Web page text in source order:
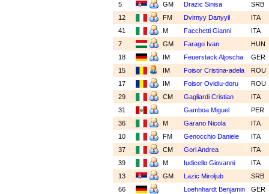
5
GM Drazic Sinisa
SRB
12
FM Dvirnyy Danyyil
ITA
41
M Facchetti Gianni
ITA
7
GM Farago Ivan
HUN
18
IM Feuerstack Aljoscha
GER
15
IM Foisor Cristina-adela
ROU
17
IM Foisor Ovidiu-doru
ROU
29
CM Gagliardi Cristian
ITA
31
Gamboa Miguel
PER
36
M Garano Nicola
ITA
10
FM Genocchio Daniele
ITA
37
CM Gori Andrea
ITA
39
M Iudicello Giovanni
ITA
13
GM Lazic Miroljub
SRB
66
Loehnhardt Benjamin
GER